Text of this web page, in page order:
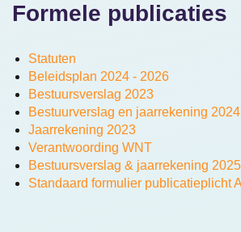
Formele publicaties
Statuten
Beleidsplan 2024 - 2026
Bestuursverslag 2023
Bestuurverslag en jaarrekening 2024
Jaarrekening 2023
Verantwoording WNT
Bestuursverslag & jaarrekening 2025
Standaard formulier publicatieplicht